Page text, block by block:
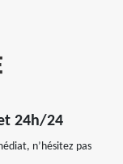
24h/24
n’hésitez pas